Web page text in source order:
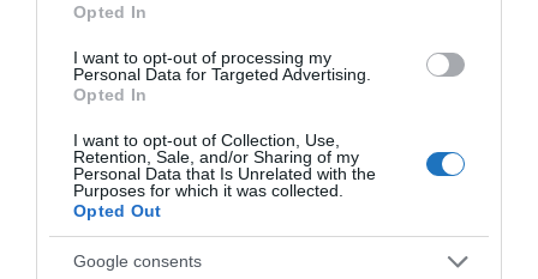
Opted In
I want to opt-out of processing my
Personal Data for Targeted Advertising.
Opted In
I want to opt-out of Collection, Use,
Retention, Sale, and/or Sharing of my
Personal Data that Is Unrelated with the
Purposes for which it was collected.
Opted Out
Google consents
Miskolc, amely eddig is olyan vonzó úti célokat
kínált, mint a romantikus párok kedvenceként és a
világ 12. legszebb helyeként számon tartott Miskolc-